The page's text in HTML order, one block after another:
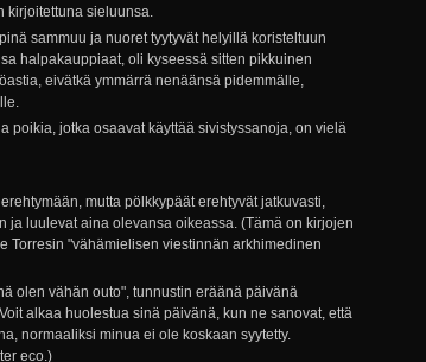
kirjoitettuna sieluunsa.
sammuu ja nuoret tyytyvät helyillä koristeltuun
halpakauppiaat, oli kyseessä sitten pikkuinen
eivätkä ymmärrä nenäänsä pidemmälle,
poikia, jotka osaavat käyttää sivistyssanoja, on vielä
mutta pölkkypäät erehtyvät jatkuvasti,
ja luulevat aina olevansa oikeassa. (Tämä on kirjojen
Torresin "vähämielisen viestinnän arkhimedinen
olen vähän outo", tunnustin eräänä päivänä
alkaa huolestua sinä päivänä, kun ne sanovat, että
normaaliksi minua ei ole koskaan syytetty.
eco.)